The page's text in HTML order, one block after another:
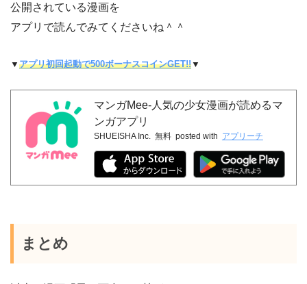
公開されている漫画を
アプリで読んでみてくださいね＾＾
▼ アプリ初回起動で500ボーナスコインGET!!▼
マンガMee-人気の少女漫画が読めるマ
ンガアプリ
SHUEISHA Inc. 無料 posted with アプリーチ
まとめ